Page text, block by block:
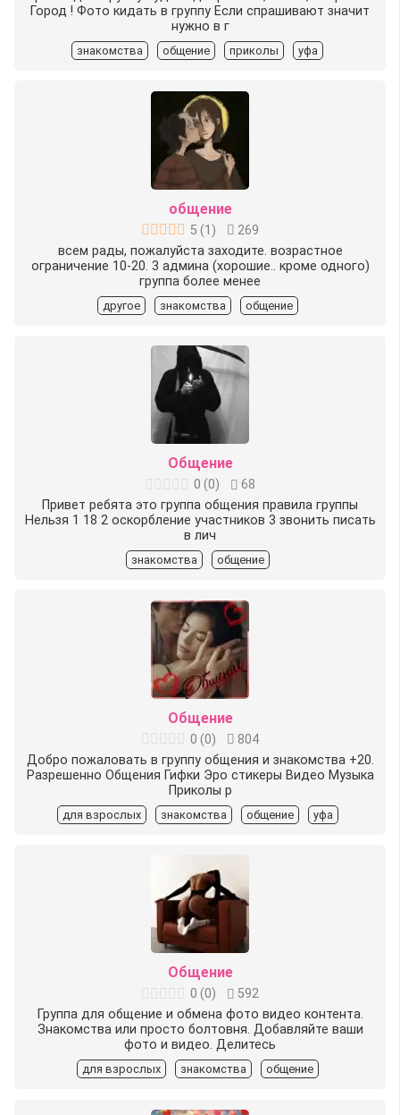
Город ! Фото кидать в группу Если спрашивают значит
нужно в г
знакомства общение приколы уфа
общение
5 (1 )
269
всем рады, пожалуйста заходите. возрастное
ограничение 10-20. 3 админа (хорошие.. кроме одного)
группа более менее
другое знакомства общение
Общение
0 (0)
68
Привет ребята это группа общения правила группы
Нельзя 1 18 2 оскорбление участников 3 звонить писать
в лич
знакомства общение
Общение
0 (0)
804
Добро пожаловать в группу общения и знакомства +20.
Разрешенно Общения Гифки Эро стикеры Видео Музыка
Приколы р
для взрослых знакомства общение уфа
Общение
0 (0)
592
Группа для общение и обмена фото видео контента.
Знакомства или просто болтовня. Добавляйте ваши
фото и видео. Делитесь
для взрослых знакомства общение